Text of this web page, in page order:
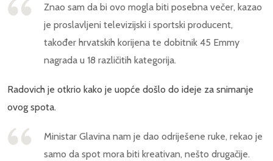
Znao sam da bi ovo mogla biti posebna večer, kazao
je proslavljeni televizijski i sportski producent,
također hrvatskih korijena te dobitnik 45 Emmy
nagrada u 18 različitih kategorija.
Radovich je otkrio kako je uopće došlo do ideje za snimanje
ovog spota.
Ministar Glavina nam je dao odriješene ruke, rekao je
samo da spot mora biti kreativan, nešto drugačije.